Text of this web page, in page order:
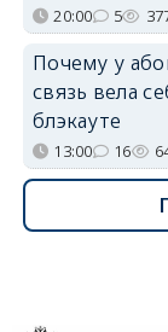
20:00 5
Почему у
связь вела
блэкауте
13:00 16